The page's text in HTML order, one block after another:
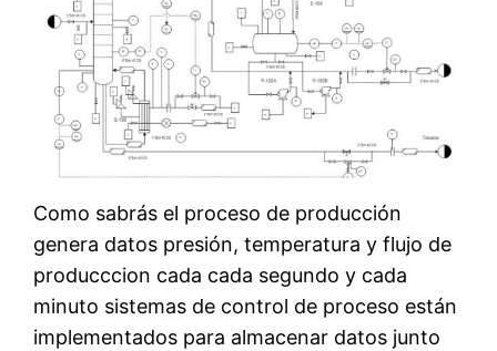
Como sabrás el proceso de producción
genera datos presión, temperatura y flujo de
producccion cada cada segundo y cada
minuto sistemas de control de proceso están
implementados para almacenar datos junto